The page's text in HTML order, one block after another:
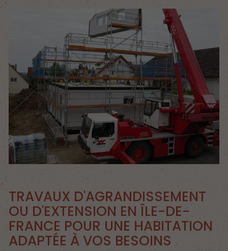
TRAVAUX D'AGRANDISSEMENT
OU D'EXTENSION EN ÎLE-DE-
FRANCE POUR UNE HABITATION
ADAPTÉE À VOS BESOINS